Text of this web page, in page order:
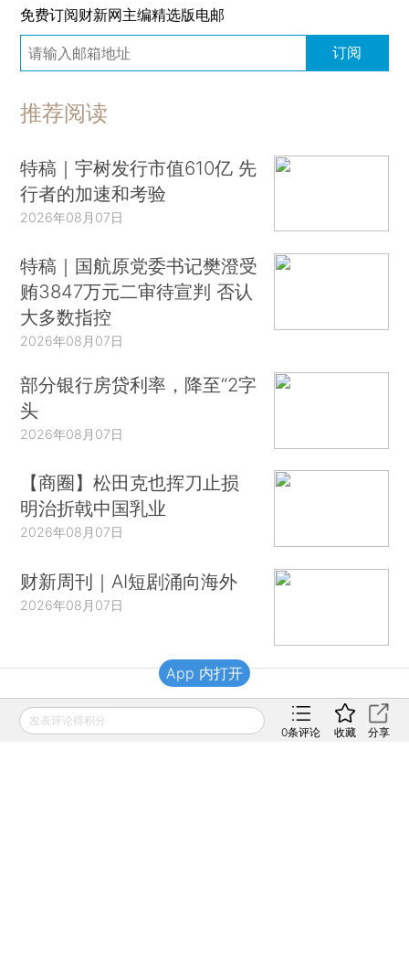
免费订阅财新网主编精选版电邮
订阅
推荐阅读
特稿｜宇树发行市值610亿 先
行者的加速和考验
2026年08月07日
特稿｜国航原党委书记樊澄受
贿3847万元二审待宣判 否认
大多数指控
2026年08月07日
部分银行房贷利率，降至“2字
头
2026年08月07日
【商圈】松田克也挥刀止损
明治折戟中国乳业
2026年08月07日
财新周刊｜AI短剧涌向海外
2026年08月07日
财新移动
发表评论得积分
0条评论 收藏 分享
App 内打开